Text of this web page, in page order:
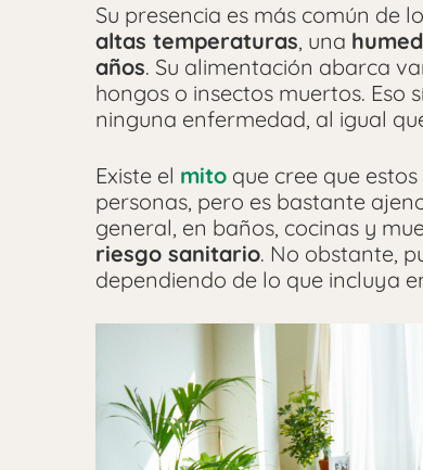
Su presencia es más común de
altas temperaturas, una
años. Su alimentación abarca
hongos o insectos muertos. Eso
ninguna enfermedad, al igual
Existe el mito que cree que
personas, pero es bastante
general, en baños, cocinas y
riesgo sanitario. No obstante,
dependiendo de lo que incluya